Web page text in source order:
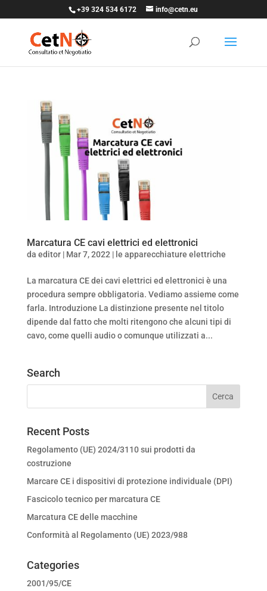
+39 324 534 6172 info@cetn.eu
Marcatura CE cavi elettrici ed elettronici
da editor| Mar 7, 2022 | le apparecchiature elettriche
La marcatura CE dei cavi elettrici ed elettronici è una
procedura sempre obbligatoria. Vediamo assieme come
farla. Introduzione La distinzione presente nel titolo
dipende dal fatto che molti ritengono che alcuni tipi di
cavo, come quelli audio o comunque utilizzati a...
Search
Recent Posts
Regolamento (UE) 2024/3110 sui prodotti da
costruzione
Marcare CE i dispositivi di protezione individuale (DPI)
Fascicolo tecnico per marcatura CE
Marcatura CE delle macchine
Conformità al Regolamento (UE) 2023/988
Categories
2001/95/CE